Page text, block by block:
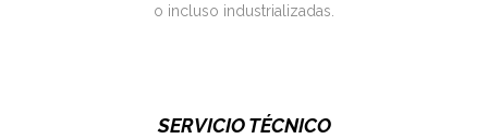
o incluso industrializadas.
SERVICIO TÉCNICO